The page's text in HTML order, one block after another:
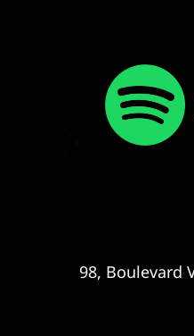
98, Boulevard